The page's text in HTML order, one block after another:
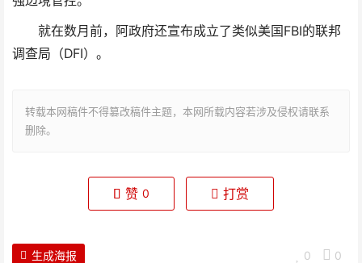
就在数月前，阿政府还宣布成立了类似美国FBI的联邦
调查局（DFI）。
转载本网稿件不得篡改稿件主题，本网所载内容若涉及侵权请联系
删除。
赞 0 打赏
0 0
生成海报